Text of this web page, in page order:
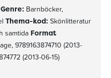
Genre: Barnböcker,
Thema-kod: Skönlitteratur
samtida Format
9789163874710 (2013-
(2013-06-15)